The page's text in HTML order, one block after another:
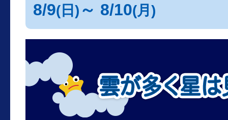
8/9(日) ～ 8/10(月)